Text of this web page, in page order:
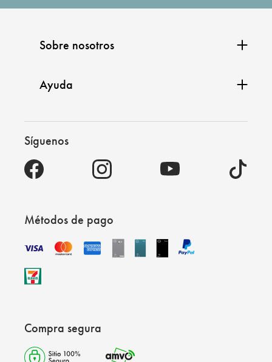
Sobre nosotros
Ayuda
Síguenos
Métodos de pago
Compra segura